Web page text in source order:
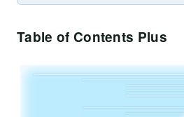
Table of Contents Plus